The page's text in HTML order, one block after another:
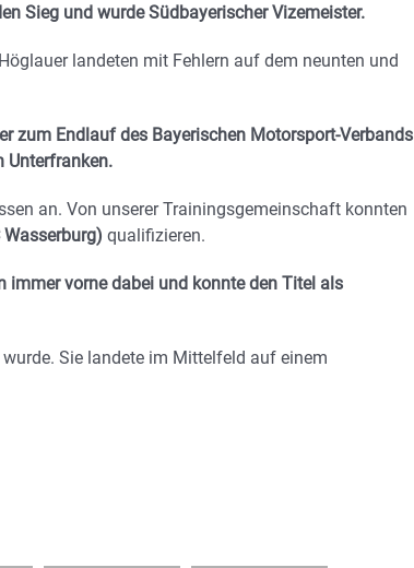
Sieg und wurde Südbayerischer Vizemeister.
landeten mit Fehlern auf dem neunten und
zum Endlauf des Bayerischen Motorsport-Verbands
Unterfranken.
an. Von unserer Trainingsgemeinschaft konnten
qualifizieren.
immer vorne dabei und konnte den Titel als
Sie landete im Mittelfeld auf einem